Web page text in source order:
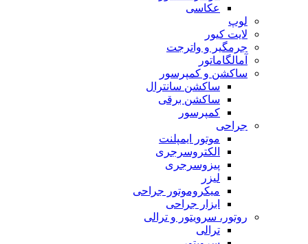
عکاسی
لوپ
لایت کیور
جرمگیر و واترجت
آمالگاماتور
ساکشن و کمپرسور
ساکشن سانترال
ساکشن برقی
کمپرسور
جراحی
موتور ایمپلنت
الکتروسرجری
پیزوسرجری
لیزر
میکروموتور جراحی
ابزار جراحی
روتور، سرویتور و ترالی
ترالی